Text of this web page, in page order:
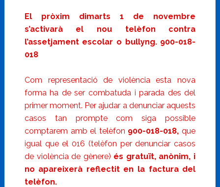
El pròxim dimarts 1 de novembre
s’activarà el nou telèfon contra
l’assetjament escolar o bullyng. 900-018-
018
Com representació de violència esta nova
forma ha de ser combatuda i parada des del
primer moment. Per ajudar a denunciar aquests
casos tan prompte com siga possible
comptarem amb el telèfon 900-018-018, que
igual que el 016 (telèfon per denunciar casos
de violència de gènere) és gratuït, anònim, i
no apareixerà reflectit en la factura del
telèfon.